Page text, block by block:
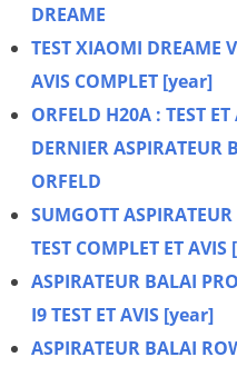
DREAME
TEST XIAOMI DREAME
AVIS COMPLET [year]
ORFELD H20A : TEST
DERNIER ASPIRATEUR
ORFELD
SUMGOTT
TEST COMPLET ET
ASPIRATEUR BALAI
I9 TEST ET AVIS [year]
ASPIRATEUR BALAI